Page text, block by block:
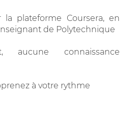
la plateforme Coursera, en
de Polytechnique
aucune connaissance
à votre rythme